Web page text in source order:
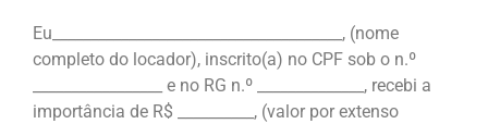
Eu______________________________________, (nome
completo do locador), inscrito(a) no CPF sob o n.º
_________________ e no RG n.º ______________, recebi a
importância de R$ __________, (valor por extenso